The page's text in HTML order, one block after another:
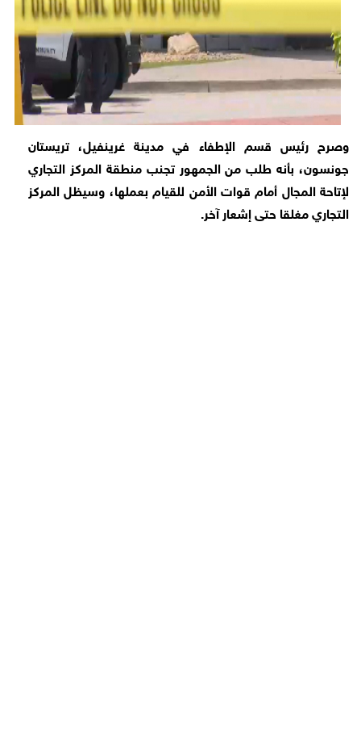
وصرح رئيس قسم الإطفاء في مدينة غرينفيل، تريستان
جونسون، بأنه طلب من الجمهور تجنب منطقة المركز التجاري
لإتاحة المجال أمام قوات الأمن للقيام بعملها، وسيظل المركز
التجاري مغلقا حتى إشعار آخر.